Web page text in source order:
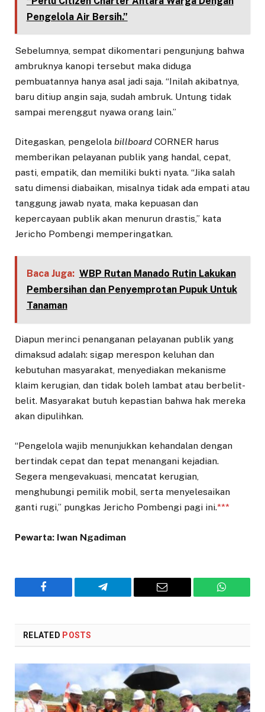
Pengelola Air Bersih.”
Sebelumnya, sempat dikomentari pengunjung bahwa
ambruknya kanopi tersebut maka diduga
pembuatannya hanya asal jadi saja. “Inilah akibatnya,
baru ditiup angin saja, sudah ambruk. Untung tidak
sampai merenggut nyawa orang lain.”
Ditegaskan, pengelola billboard CORNER harus
memberikan pelayanan publik yang handal, cepat,
pasti, empatik, dan memiliki bukti nyata. “Jika salah
satu dimensi diabaikan, misalnya tidak ada empati atau
tanggung jawab nyata, maka kepuasan dan
kepercayaan publik akan menurun drastis,” kata
Jericho Pombengi memperingatkan.
Baca Juga: WBP Rutan Manado Rutin Lakukan
Pembersihan dan Penyemprotan Pupuk Untuk
Tanaman
Diapun merinci penanganan pelayanan publik yang
dimaksud adalah: sigap merespon keluhan dan
kebutuhan masyarakat, menyediakan mekanisme
klaim kerugian, dan tidak boleh lambat atau berbelit-
belit. Masyarakat butuh kepastian bahwa hak mereka
akan dipulihkan.
“Pengelola wajib menunjukkan kehandalan dengan
bertindak cepat dan tepat menangani kejadian.
Segera mengevakuasi, mencatat kerugian,
menghubungi pemilik mobil, serta menyelesaikan
ganti rugi,” pungkas Jericho Pombengi pagi ini.***
Pewarta: Iwan Ngadiman
Facebook Telegram Email
RELATED POSTS